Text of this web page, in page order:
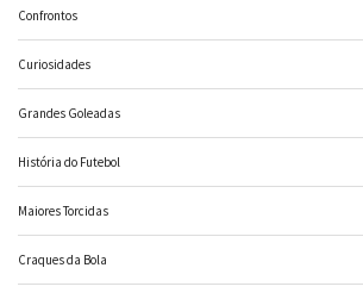
Confrontos
Curiosidades
Grandes Goleadas
História do Futebol
Maiores Torcidas
Craques da Bola